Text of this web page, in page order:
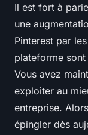
Il est fort à
une
Pinterest par
plateforme
Vous avez
exploiter au
entreprise.
épingler dès